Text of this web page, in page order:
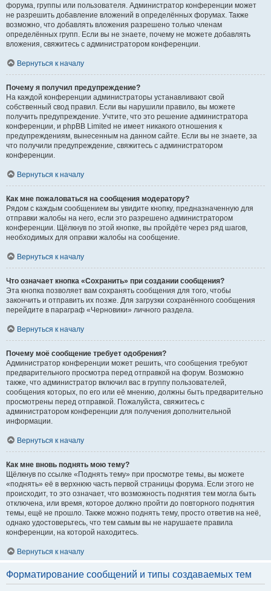
форума, группы или пользователя. Администратор конференции может
не разрешить добавление вложений в определённых форумах. Также
возможно, что добавлять вложения разрешено только членам
определённых групп. Если вы не знаете, почему не можете добавлять
вложения, свяжитесь с администратором конференции.
Вернуться к началу
Почему я получил предупреждение?
На каждой конференции администраторы устанавливают свой
собственный свод правил. Если вы нарушили правило, вы можете
получить предупреждение. Учтите, что это решение администратора
конференции, и phpBB Limited не имеет никакого отношения к
предупреждениям, вынесенным на данном сайте. Если вы не знаете, за
что получили предупреждение, свяжитесь с администратором
конференции.
Вернуться к началу
Как мне пожаловаться на сообщения модератору?
Рядом с каждым сообщением вы увидите кнопку, предназначенную для
отправки жалобы на него, если это разрешено администратором
конференции. Щёлкнув по этой кнопке, вы пройдёте через ряд шагов,
необходимых для оправки жалобы на сообщение.
Вернуться к началу
Что означает кнопка «Сохранить» при создании сообщения?
Эта кнопка позволяет вам сохранять сообщения для того, чтобы
закончить и отправить их позже. Для загрузки сохранённого сообщения
перейдите в параграф «Черновики» личного раздела.
Вернуться к началу
Почему моё сообщение требует одобрения?
Администратор конференции может решить, что сообщения требуют
предварительного просмотра перед отправкой на форум. Возможно
также, что администратор включил вас в группу пользователей,
сообщения которых, по его или её мнению, должны быть предварительно
просмотрены перед отправкой. Пожалуйста, свяжитесь с
администратором конференции для получения дополнительной
информации.
Вернуться к началу
Как мне вновь поднять мою тему?
Щёлкнув по ссылке «Поднять тему» при просмотре темы, вы можете
«поднять» её в верхнюю часть первой страницы форума. Если этого не
происходит, то это означает, что возможность поднятия тем могла быть
отключена, или время, которое должно пройти до повторного поднятия
темы, ещё не прошло. Также можно поднять тему, просто ответив на неё,
однако удостоверьтесь, что тем самым вы не нарушаете правила
конференции, на которой находитесь.
Вернуться к началу
Форматирование сообщений и типы создаваемых тем